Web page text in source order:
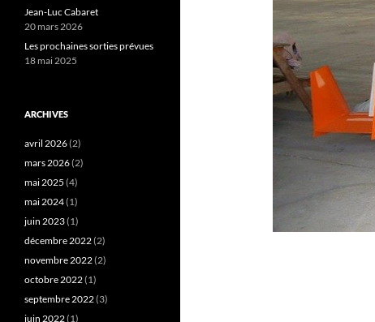
Jean-Luc Cabaret
20 mars 2026
Les prochaines sorties prévues
18 mai 2025
ARCHIVES
avril 2026(2)
mars 2026(2)
mai 2025 (4)
mai 2024(1)
juin 2023(1)
décembre 2022(2)
novembre 2022(2)
octobre 2022(1)
septembre 2022(3)
juin 2022(1)